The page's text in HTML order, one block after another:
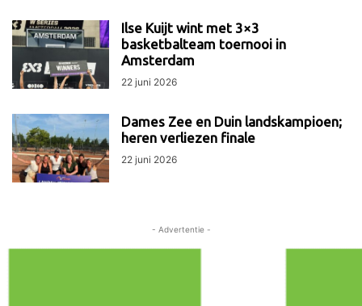
Ilse Kuijt wint met 3×3
basketbalteam toernooi in
Amsterdam
22 juni 2026
Dames Zee en Duin landskampioen;
heren verliezen finale
22 juni 2026
- Advertentie -